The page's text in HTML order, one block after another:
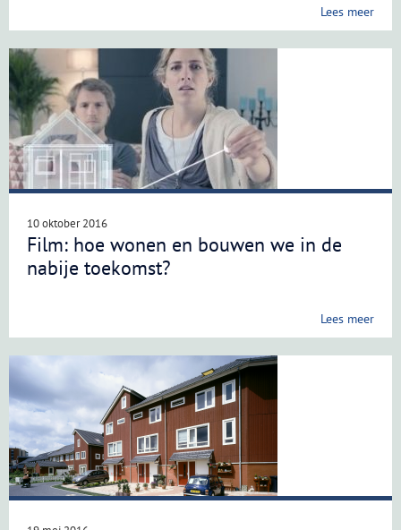
Lees meer
10 oktober 2016
Film: hoe wonen en bouwen we in de
nabije toekomst?
Lees meer